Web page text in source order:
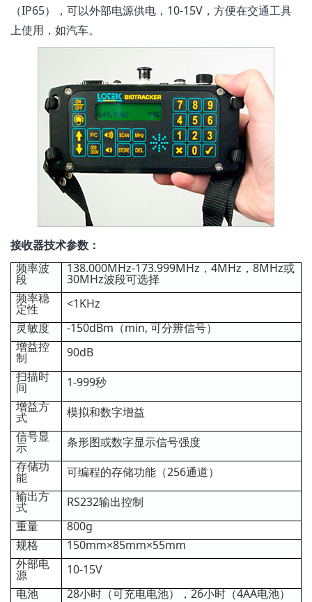
（IP65），可以外部电源供电，10-15V，方便在交通工具
上使用，如汽车。
接收器技术参数：
频率波
段
138.000MHz-173.999MHz，4MHz，8MHz或
30MHz波段可选择
频率稳
定性
<1KHz
灵敏度
-150dBm（min, 可分辨信号）
增益控
制
90dB
扫描时
间
1-999秒
增益方
式
模拟和数字增益
信号显
示
条形图或数字显示信号强度
存储功
能
可编程的存储功能（256通道）
输出方
式
RS232输出控制
重量
800g
规格
150mm×85mm×55mm
外部电
源
10-15V
电池
28小时（可充电电池），26小时（4AA电池）